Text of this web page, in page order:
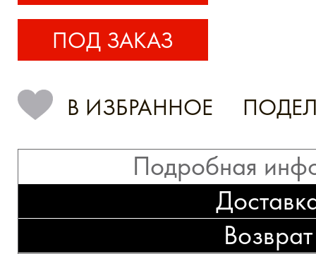
ПОД ЗАКАЗ
В ИЗБРАННОЕ
Подробная
Возврат